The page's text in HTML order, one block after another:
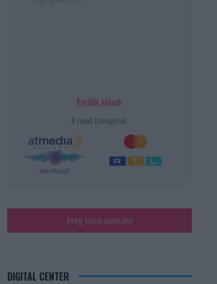
Korábbi adások
A rovat támogatói:
Még több podcast
DIGITAL CENTER